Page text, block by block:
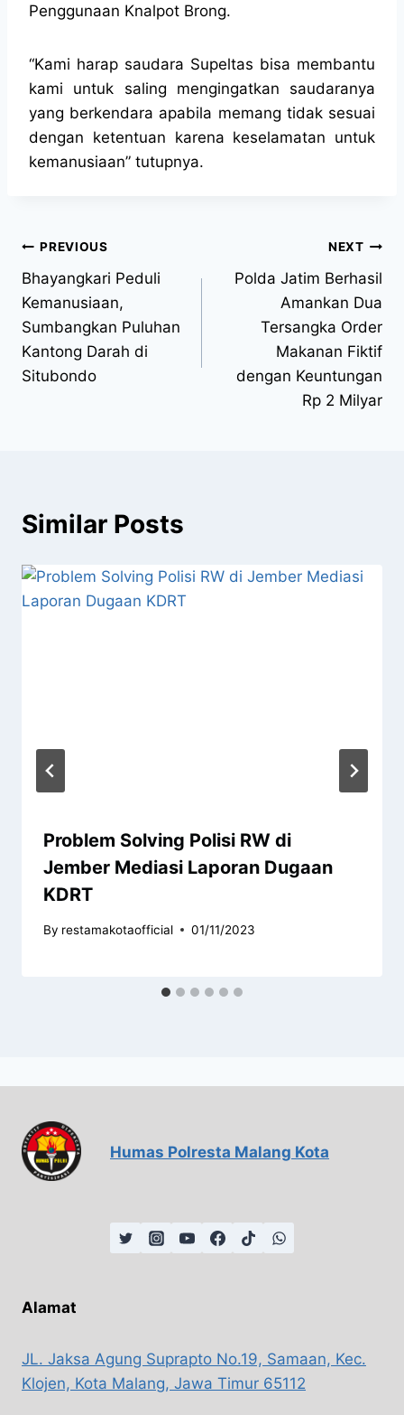
Penggunaan Knalpot Brong.
“Kami harap saudara Supeltas bisa membantu
kami untuk saling mengingatkan saudaranya
yang berkendara apabila memang tidak sesuai
dengan ketentuan karena keselamatan untuk
kemanusiaan” tutupnya.
PREVIOUS
Bhayangkari Peduli
Kemanusiaan,
Sumbangkan Puluhan
Kantong Darah di
Situbondo
NEXT
Polda Jatim Berhasil
Amankan Dua
Tersangka Order
Makanan Fiktif
dengan Keuntungan
Rp 2 Milyar
Similar Posts
Problem Solving Polisi RW di
Jember Mediasi Laporan Dugaan
KDRT
By restamakotaofficial 01/11/2023
Humas Polresta Malang Kota
Alamat
JL. Jaksa Agung Suprapto No.19, Samaan, Kec.
Klojen, Kota Malang, Jawa Timur 65112